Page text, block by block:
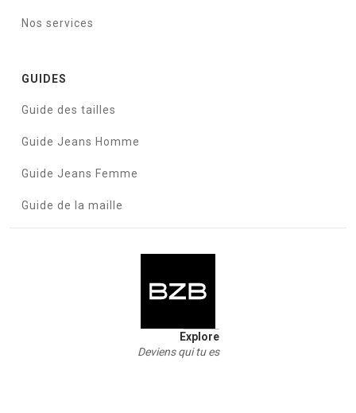
Nos services
GUIDES
Guide des tailles
Guide Jeans Homme
Guide Jeans Femme
Guide de la maille
Explore
Deviens qui tu es